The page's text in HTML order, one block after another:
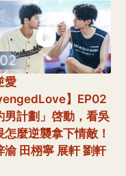
愛
】EP02
男計劃」啓動，看吳
怎麼逆襲拿下情敵！
渝 田栩寧 展軒 劉軒